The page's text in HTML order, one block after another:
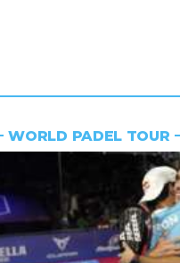
WORLD PADEL TOUR